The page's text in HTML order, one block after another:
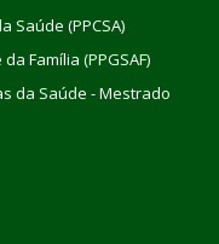
Saúde (PPCSA)
Família (PPGSAF)
da Saúde - Mestrado